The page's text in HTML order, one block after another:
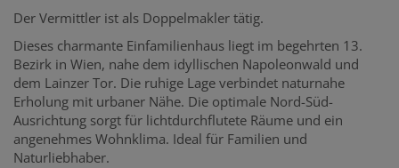
Der Vermittler ist als Doppelmakler tätig.
Dieses charmante Einfamilienhaus liegt im begehrten 13.
Bezirk in Wien, nahe dem idyllischen Napoleonwald und
dem Lainzer Tor. Die ruhige Lage verbindet naturnahe
Erholung mit urbaner Nähe. Die optimale Nord-Süd-
Ausrichtung sorgt für lichtdurchflutete Räume und ein
angenehmes Wohnklima. Ideal für Familien und
Naturliebhaber.